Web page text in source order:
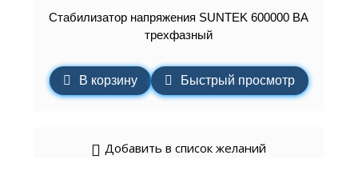
Стабилизатор напряжения SUNTEK 600000 ВА
трехфазный
В корзину Быстрый просмотр
Добавить в список желаний